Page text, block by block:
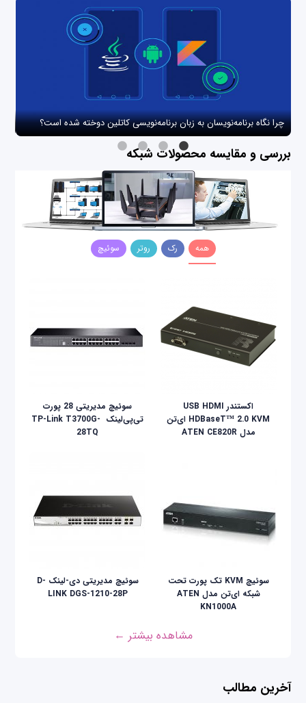
چرا نگاه برنامه‌نویسان به زبان برنامه‌نویسی کاتلین دوخته شده است؟
بررسی و مقایسه محصولات شبکه
همه رک روتر سوئیچ
اکستندر USB HDMI
HDBaseT™ 2.0 KVM ای‌تن
مدل ATEN CE820R
سوئیچ مدیریتی 28 پورت
تی‌پی‌لینک ‌ TP-Link T3700G-
28TQ
سوئیچ KVM تک پورت تحت
شبکه ای‌تن مدل ATEN
KN1000A
سوئیچ مدیریتی دی-لینک D-
LINK DGS-1210-28P
مشاهده بیشتر ←
آخرین مطالب